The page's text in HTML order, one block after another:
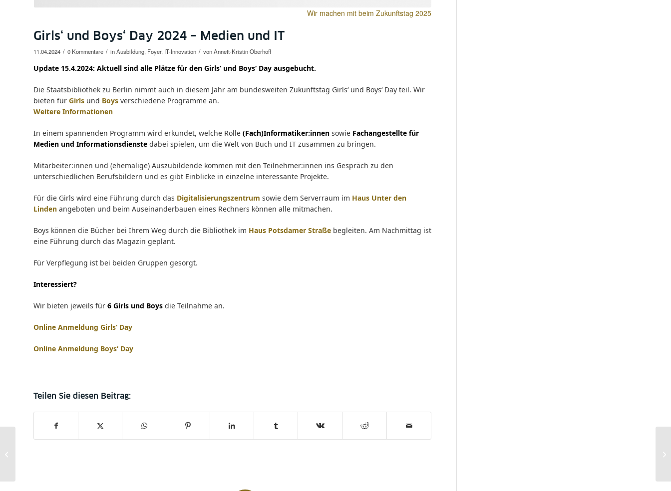
Wir machen mit beim Zukunftstag 2025
Girls‘ und Boys‘ Day 2024 – Medien und IT
11.04.2024 / 0 Kommentare / inAusbildung, Foyer, IT-Innovation / vonAnnett-Kristin Oberhoff
Update 15.4.2024: Aktuell sind alle Plätze für den Girls‘ und Boys‘ Day ausgebucht.
Die Staatsbibliothek zu Berlin nimmt auch in diesem Jahr am bundesweiten Zukunftstag Girls‘ und Boys‘ Day teil. Wir
bieten für Girls und Boys verschiedene Programme an.
Weitere Informationen
In einem spannenden Programm wird erkundet, welche Rolle (Fach)Informatiker:innen sowie Fachangestellte für
Medien und Informationsdienste dabei spielen, um die Welt von Buch und IT zusammen zu bringen.
Mitarbeiter:innen und (ehemalige) Auszubildende kommen mit den Teilnehmer:innen ins Gespräch zu den
unterschiedlichen Berufsbildern und es gibt Einblicke in einzelne interessante Projekte.
Für die Girls wird eine Führung durch das Digitalisierungszentrum sowie dem Serverraum im Haus Unter den
Linden angeboten und beim Auseinanderbauen eines Rechners können alle mitmachen.
Boys können die Bücher bei Ihrem Weg durch die Bibliothek im Haus Potsdamer Straße begleiten. Am Nachmittag ist
eine Führung durch das Magazin geplant.
Für Verpflegung ist bei beiden Gruppen gesorgt.
Interessiert?
Wir bieten jeweils für 6 Girls und Boys die Teilnahme an.
Online Anmeldung Girls‘ Day
Online Anmeldung Boys‘ Day